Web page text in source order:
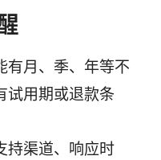
有月、季、年等不
试用期或退款条
持渠道、响应时